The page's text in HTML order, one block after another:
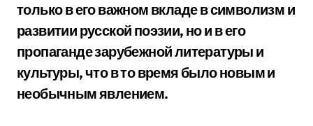
только в его важном вкладе в символизм и
развитии русской поэзии, но и в его
пропаганде зарубежной литературы и
культуры, что в то время было новым и
необычным явлением.